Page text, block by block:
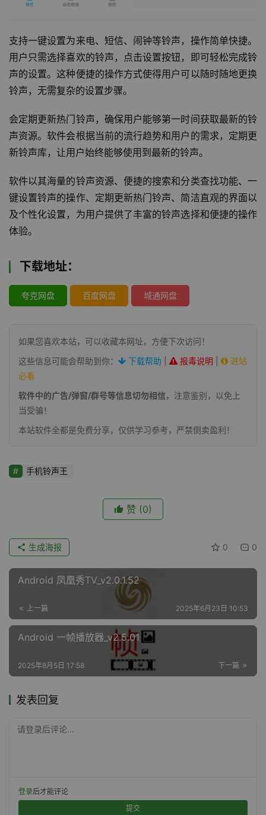
支持一键设置为来电、短信、闹钟等铃声，操作简单快捷。
用户只需选择喜欢的铃声，点击设置按钮，即可轻松完成铃
声的设置。这种便捷的操作方式使得用户可以随时随地更换
铃声，无需复杂的设置步骤。
会定期更新热门铃声，确保用户能够第一时间获取最新的铃
声资源。软件会根据当前的流行趋势和用户的需求，定期更
新铃声库，让用户始终能够使用到最新的铃声。
软件以其海量的铃声资源、便捷的搜索和分类查找功能、一
键设置铃声的操作、定期更新热门铃声、简洁直观的界面以
及个性化设置，为用户提供了丰富的铃声选择和便捷的操作
体验。
下载地址：
夸克网盘 百度网盘 城通网盘
如果您喜欢本站，可以收藏本网址，方便下次访问！
这些信息可能会帮助到你：
下载帮助 报毒说明
进站
必看
软件中的广告/弹窗/群号等信息切勿相信，注意鉴别，以免上
当受骗！
本站软件全都是免费分享，仅供学习参考，严禁倒卖盈利！
手机铃声王
赞 (0)
0 0
生成海报
Android 凤凰秀TV_v2.0.1.52
上一篇 2025年6月23日 10:53
Android 一帧播放器_v2.5.01
下一篇
2025年8月5日 17:58
发表回复
请登录后评论...
登录后才能评论
提交